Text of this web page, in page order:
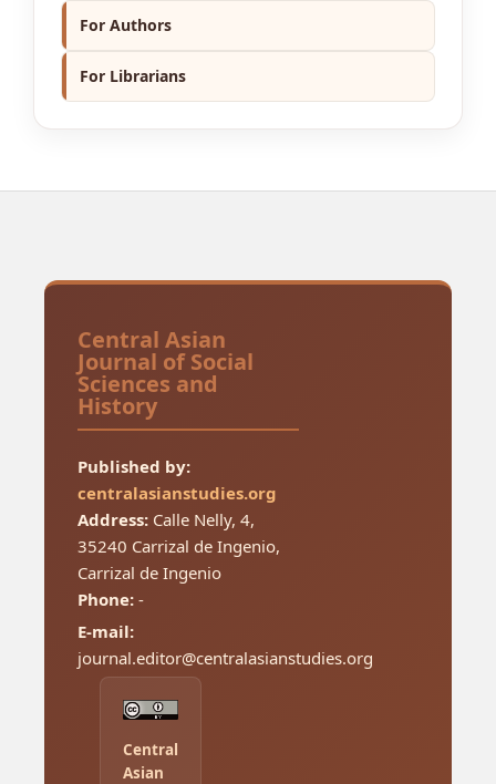
For Authors
For Librarians
Central Asian
Journal of Social
Sciences and
History
Published by:
centralasianstudies.org
Address:Calle Nelly, 4,
35240 Carrizal de Ingenio,
Carrizal de Ingenio
Phone:-
E-mail:
journal.editor@centralasianstudies.org
Central
Asian